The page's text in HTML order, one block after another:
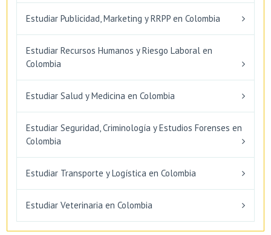
Estudiar Publicidad, Marketing y RRPP en Colombia
Estudiar Recursos Humanos y Riesgo Laboral en
Colombia
Estudiar Salud y Medicina en Colombia
Estudiar Seguridad, Criminología y Estudios Forenses en
Colombia
Estudiar Transporte y Logística en Colombia
Estudiar Veterinaria en Colombia